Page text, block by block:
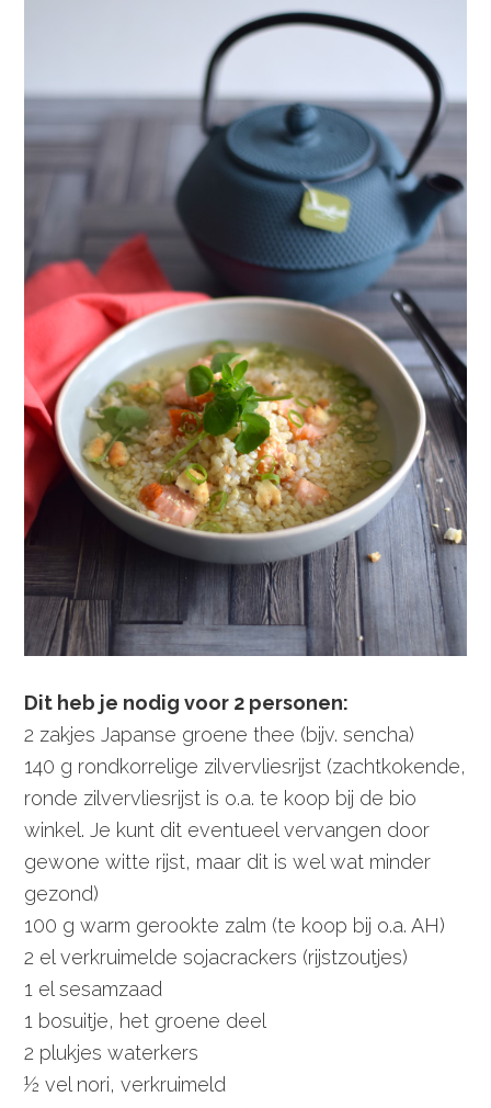
Dit heb je nodig voor 2 personen:
2 zakjes Japanse groene thee (bijv. sencha)
140 g rondkorrelige zilvervliesrijst (zachtkokende,
ronde zilvervliesrijst is o.a. te koop bij de bio
winkel. Je kunt dit eventueel vervangen door
gewone witte rijst, maar dit is wel wat minder
gezond)
100 g warm gerookte zalm (te koop bij o.a. AH)
2 el verkruimelde sojacrackers (rijstzoutjes)
1 el sesamzaad
1 bosuitje, het groene deel
2 plukjes waterkers
½ vel nori, verkruimeld